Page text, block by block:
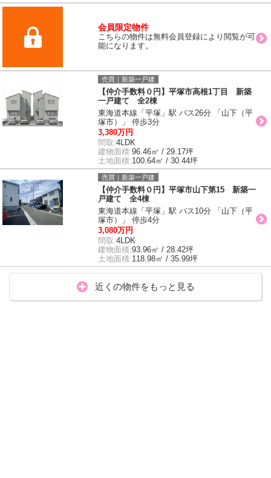
会員限定物件
こちらの物件は無料会員登録により閲覧が可
能になります。
売買｜新築一戸建
【仲介手数料０円】平塚市高根1丁目 新築
一戸建て 全2棟
東海道本線「平塚」駅 バス26分 「山下（平
塚市）」 停歩3分
3,380万円
間取:4LDK
建物面積:96.46㎡ / 29.17坪
土地面積:100.64㎡ / 30.44坪
売買｜新築一戸建
【仲介手数料０円】平塚市山下第15 新築一
戸建て 全4棟
東海道本線「平塚」駅 バス10分 「山下（平
塚市）」 停歩4分
3,080万円
間取:4LDK
建物面積:93.96㎡ / 28.42坪
土地面積:118.98㎡ / 35.99坪
近くの物件をもっと見る